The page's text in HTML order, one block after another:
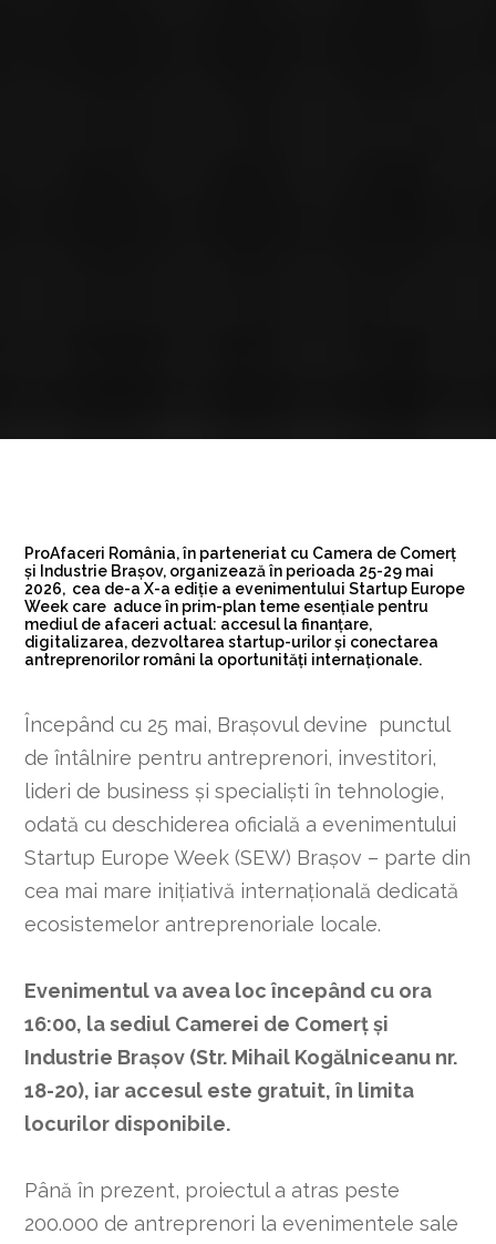
ProAfaceri România, în parteneriat cu Camera de Comerț
și Industrie Brașov, organizează în perioada 25-29 mai
2026, cea de-a X-a ediție a evenimentului Startup Europe
Week care aduce în prim-plan teme esențiale pentru
mediul de afaceri actual: accesul la finanțare,
digitalizarea, dezvoltarea startup-urilor și conectarea
antreprenorilor români la oportunități internaționale.
Începând cu 25 mai, Brașovul devine punctul
de întâlnire pentru antreprenori, investitori,
lideri de business și specialiști în tehnologie,
odată cu deschiderea oficială a evenimentului
Startup Europe Week (SEW) Brașov – parte din
cea mai mare inițiativă internațională dedicată
ecosistemelor antreprenoriale locale.
Evenimentul va avea loc începând cu ora
16:00, la sediul Camerei de Comerț și
Industrie Brașov (Str. Mihail Kogălniceanu nr.
18-20), iar accesul este gratuit, în limita
locurilor disponibile.
Până în prezent, proiectul a atras peste
200.000 de antreprenori la evenimentele sale